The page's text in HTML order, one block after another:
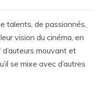
talents, de passionnés,
vision du cinéma, en
mouvant et
se mixe avec d’autres